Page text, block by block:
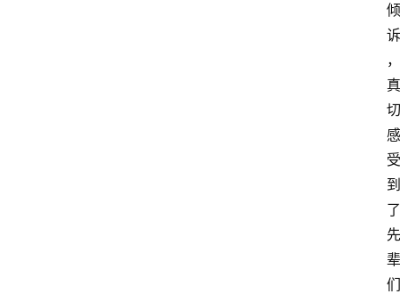
倾
诉
，
真
切
感
受
到
了
先
辈
们